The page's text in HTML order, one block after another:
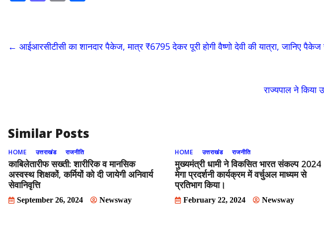
b
o
d
o
l e
← आईआरसीटीसी का शानदार पैकेज, मात्र ₹6795 देकर पूरी होगी वैष्‍णो देवी की यात्रा, जानिए
राज्यपाल ने किया
Similar Posts
HOME उत्तराखंड राजनीति
काबिलेतारीफ सख्ती: शारीरिक व मानसिक
अस्वस्थ शिक्षकों, कर्मियों को दी जायेगी अनिवार्य
सेवानिवृत्ति
September 26, 2024 Newsway
HOME उत्तराखंड राजनीति
मुख्यमंत्री धामी ने विकसित भारत संकल्प 2024
मेगा प्रदर्शनी कार्यक्रम में वर्चुअल माध्यम से
प्रतिभाग किया।
February 22, 2024 Newsway